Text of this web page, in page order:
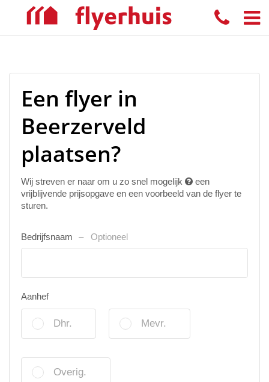
Een flyer in
Beerzerveld
plaatsen?
Wij streven er naar om u zo snel mogelijk
een
vrijblijvende prijsopgave en een voorbeeld van de flyer te
sturen.
Bedrijfsnaam Optioneel
Aanhef
Dhr. Mevr.
Overig.